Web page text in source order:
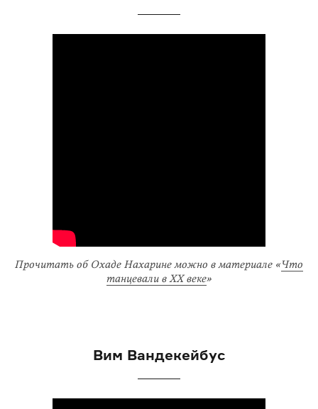
Прочитать об Охаде Нахарине можно в материале «Что
танцевали в XX веке»
Вим Вандекейбус